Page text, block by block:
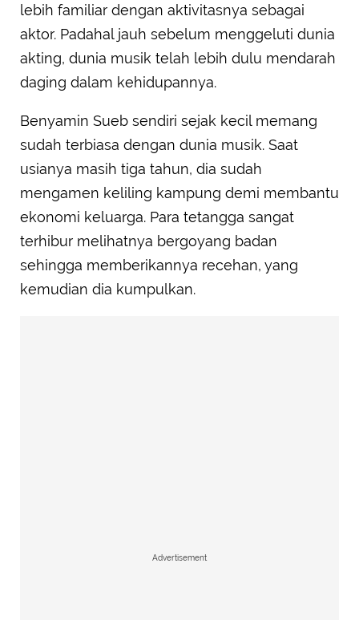
lebih familiar dengan aktivitasnya sebagai
aktor. Padahal jauh sebelum menggeluti dunia
akting, dunia musik telah lebih dulu mendarah
daging dalam kehidupannya.
Benyamin Sueb sendiri sejak kecil memang
sudah terbiasa dengan dunia musik. Saat
usianya masih tiga tahun, dia sudah
mengamen keliling kampung demi membantu
ekonomi keluarga. Para tetangga sangat
terhibur melihatnya bergoyang badan
sehingga memberikannya recehan, yang
kemudian dia kumpulkan.
Advertisement